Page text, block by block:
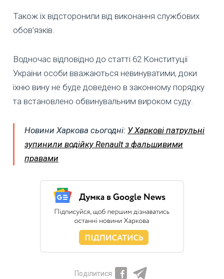
Також їх відсторонили від виконання службових
обов’язків.
Водночас відповідно до статті 62 Конституції
України особи вважаються невинуватими, доки
їхню вину не буде доведено в законному порядку
та встановлено обвинувальним вироком суду.
Новини Харкова сьогодні: У Харкові патрульні
зупинили водійку Renault з фальшивими
правами
Поділитися